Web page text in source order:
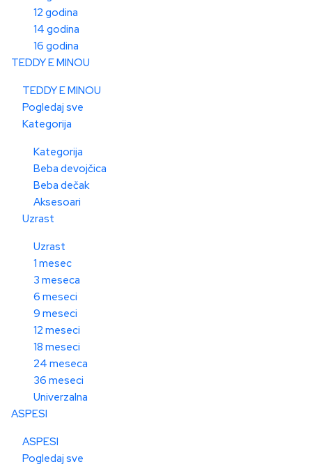
12 godina
14 godina
16 godina
TEDDY E MINOU
TEDDY E MINOU
Pogledaj sve
Kategorija
Kategorija
Beba devojčica
Beba dečak
Aksesoari
Uzrast
Uzrast
1 mesec
3 meseca
6 meseci
9 meseci
12 meseci
18 meseci
24 meseca
36 meseci
Univerzalna
ASPESI
ASPESI
Pogledaj sve